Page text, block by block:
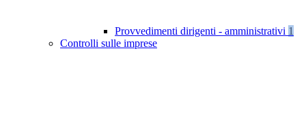
Provvedimenti dirigenti - amministrativi 1
Controlli sulle imprese